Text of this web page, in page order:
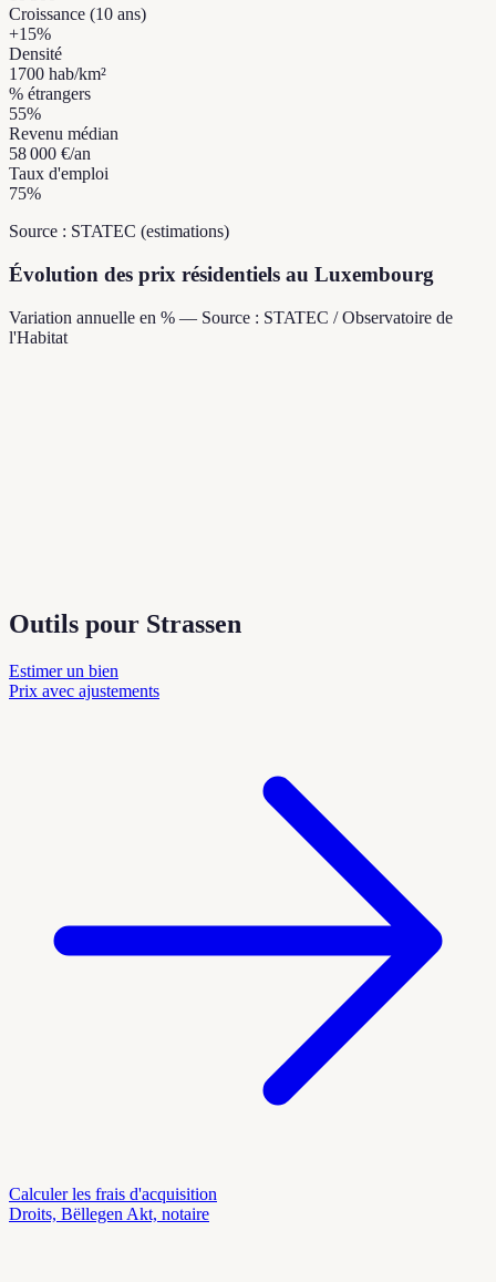
Croissance (10 ans)
+15%
Densité
1700 hab/km²
% étrangers
55%
Revenu médian
58 000 €/an
Taux d'emploi
75%
Source : STATEC (estimations)
Évolution des prix résidentiels au Luxembourg
Variation annuelle en % — Source : STATEC / Observatoire de
l'Habitat
Outils pour Strassen
Estimer un bien
Prix avec ajustements
Calculer les frais d'acquisition
Droits, Bëllegen Akt, notaire